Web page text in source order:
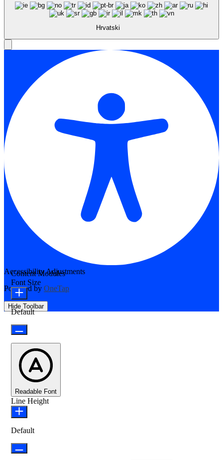
Hrvatski
Accessibility Adjustments
Powered by OneTap
Hide Toolbar
Content Modules
Font Size
Default
Readable Font
Line Height
Default